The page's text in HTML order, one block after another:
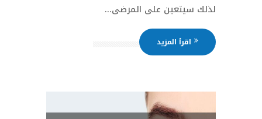
لذلك سيتعين على المرضى...
اقرأ المزيد